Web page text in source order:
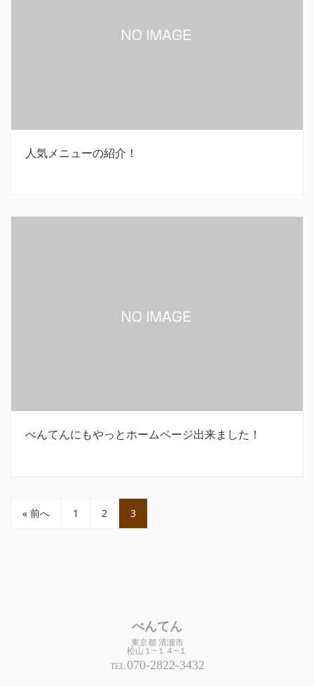
人気メニューの紹介！
べんてんにもやっとホームページ出来ました！
« 前へ 1 2 3
べんてん
東京都 清瀬市
松山１−１４−１
TEL. 070-2822-3432